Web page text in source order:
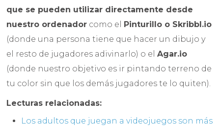
que se pueden utilizar directamente desde
nuestro ordenador como el Pinturillo o Skribbl.io
(donde una persona tiene que hacer un dibujo y
el resto de jugadores adivinarlo) o elAgar.io
(donde nuestro objetivo es ir pintando terreno de
tu color sin que los demás jugadores te lo quiten).
Lecturas relacionadas:
Los adultos que juegan a videojuegos son más